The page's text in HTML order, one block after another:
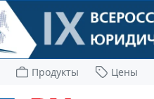
Продукты Цены